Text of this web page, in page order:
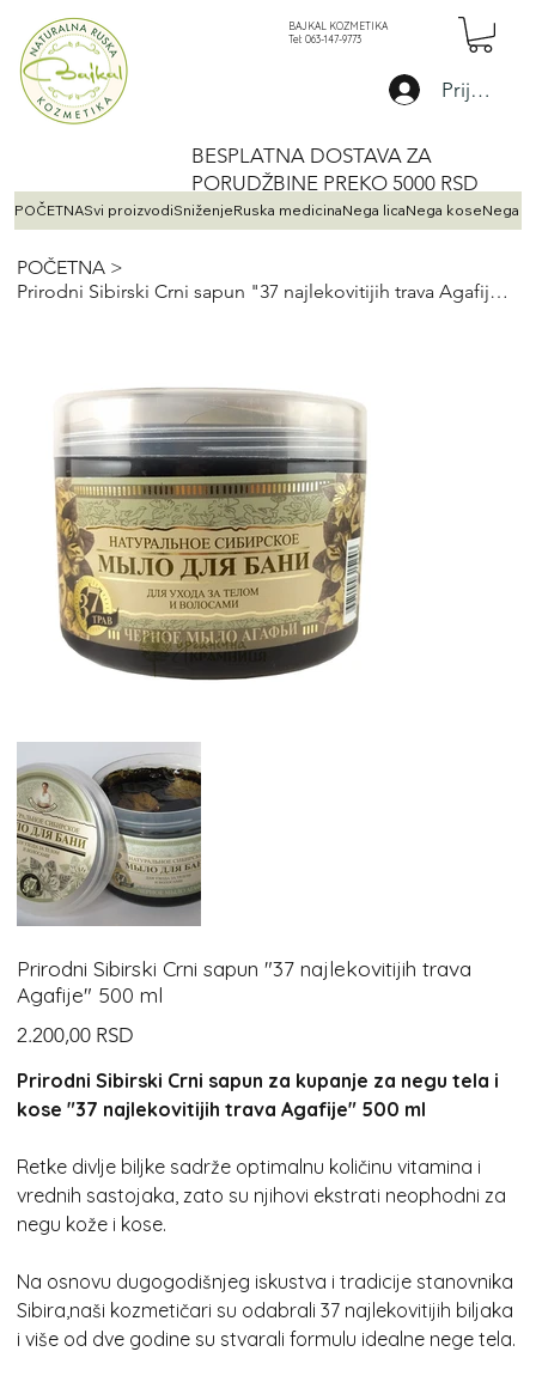
BAJKAL KOZMETIKA
Tel: 063-147-9773
BESPLATNA DOSTAVA ZA
PORUDŽBINE PREKO 5000 RSD
POČETNASvi proizvodiSniženjeRuska medicinaNega licaNega koseNega
Prijava
POČETNA >
Prirodni Sibirski Crni sapun "37 najlekovitijih trava Agafije" 500 ml​​​​​​​
Prirodni Sibirski Crni sapun "37 najlekovitijih trava
Agafije" 500 ml​​​​​​​
Cijena
2.200,00 RSD
Prirodni Sibirski Crni sapun za kupanje za negu tela i
kose "37 najlekovitijih trava Agafije" 500 ml
Retke divlje biljke sadrže optimalnu količinu vitamina i
vrednih sastojaka, zato su njihovi ekstrati neophodni za
negu kože i kose.
Na osnovu dugogodišnjeg iskustva i tradicije stanovnika
Sibira,naši kozmetičari su odabrali 37 najlekovitijih biljaka
i više od dve godine su stvarali formulu idealne nege tela.